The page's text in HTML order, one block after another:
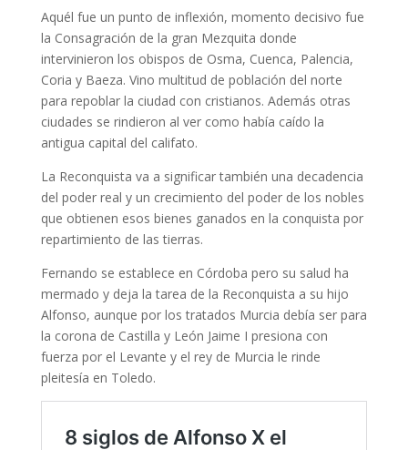
Aquél fue un punto de inflexión, momento decisivo fue
la Consagración de la gran Mezquita donde
intervinieron los obispos de Osma, Cuenca, Palencia,
Coria y Baeza. Vino multitud de población del norte
para repoblar la ciudad con cristianos. Además otras
ciudades se rindieron al ver como había caído la
antigua capital del califato.
La Reconquista va a significar también una decadencia
del poder real y un crecimiento del poder de los nobles
que obtienen esos bienes ganados en la conquista por
repartimiento de las tierras.
Fernando se establece en Córdoba pero su salud ha
mermado y deja la tarea de la Reconquista a su hijo
Alfonso, aunque por los tratados Murcia debía ser para
la corona de Castilla y León Jaime I presiona con
fuerza por el Levante y el rey de Murcia le rinde
pleitesía en Toledo.